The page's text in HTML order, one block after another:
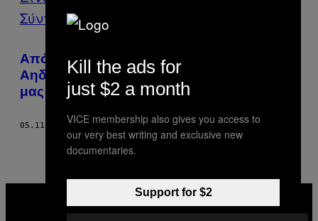
Από Τρίχες Μέχρι Σπυράκια, Αυτά Είναι τα
Αηδιαστικά Πράγματα που οι Σύντροφοί
μας Bρίσκουν Ερεθιστικά
05.11.17 ΚΕΊΜΕΝΟNILU HAIDARI
INSTAGRAM
TIKTOKYOUTUBE
Kill the ads for
just $2 a month
VICE membership also gives you access to
our very best writing and exclusive new
documentaries.
Support for $2